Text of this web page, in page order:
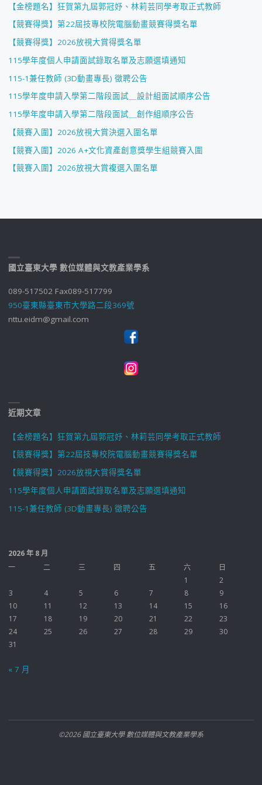
【金榜題名】狂賀第九屆郭冠妤、林莉芸同學考取正式教師
【競賽得獎】第22屆技專校院電腦動畫競賽得獎名單
【競賽得獎】2026放視大賞得獎名單
115學年度個人申請面試錄取名單及志願選填通知
115-1兼任教師 (3D動畫專長) 徵聘公告
115學年度申請入學第二階段面試＿設計組面試順序公告
115學年度申請入學第二階段面試＿創作組順序公告
【競賽入圍】2026放視大賞決選入圍名單
【競賽入圍】2026 A+文化資產創意獎學生組競賽入圍
【競賽入圍】2026放視大賞複選入圍名單
國立臺東大學 數位媒體與文教產業學系
089-517502 Fax089-517799
950臺東縣臺東市大學路二段369號
nttu.eidm@gmail.com
近期文章
【金榜題名】狂賀第九屆郭冠妤、林莉芸同學考取正式教師
【競賽得獎】第22屆技專校院電腦動畫競賽得獎名單
【競賽得獎】2026放視大賞得獎名單
115學年度個人申請面試錄取名單及志願選填通知
115-1兼任教師 (3D動畫專長) 徵聘公告
2026 年 8 月
一
二 三 四 五 六
日
1
2
3
4 5 6 7 8
9
10
11 12 13 14 15
16
17
18 19 20 21 22
23
24
25 26 27 28 29
30
31
« 7 月
©2026 國立臺東大學 數位媒體與文教產業學系